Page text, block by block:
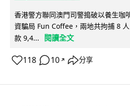
香港警方聯同澳門司警搗破以養生咖
資騙局 Fun Coffee，兩地共拘捕 8
款 9,4...
閱讀全文
118 10 ↗ 分享